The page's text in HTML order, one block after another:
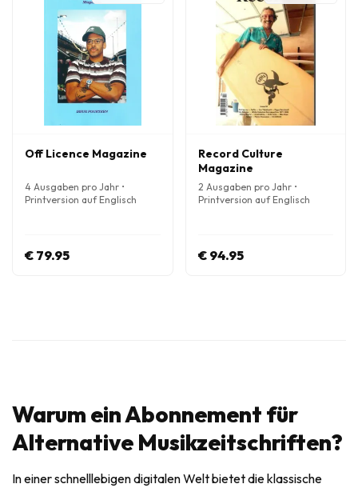
Off Licence Magazine
4 Ausgaben pro Jahr •
Printversion auf Englisch
€ 79.95
Record Culture
Magazine
2 Ausgaben pro Jahr •
Printversion auf Englisch
€ 94.95
Warum ein Abonnement für
Alternative Musikzeitschriften?
In einer schnelllebigen digitalen Welt bietet die klassische